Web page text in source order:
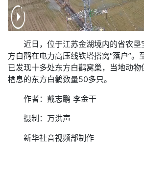
近日，位于江苏金湖境内的省农垦
方白鹳在电力高压线铁塔搭窝“落户”。
已发现十多处东方白鹳窝巢，当地动
栖息的东方白鹳数量50多只。
作者：戴志鹏 李金干
摄制：万洪声
新华社音视频部制作